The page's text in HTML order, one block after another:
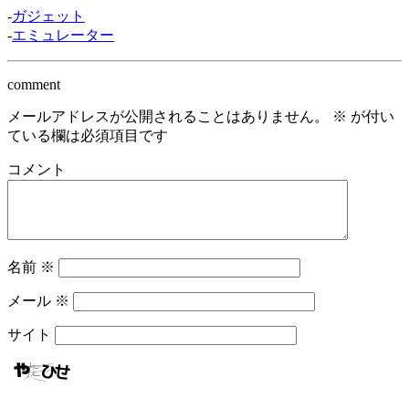
-ガジェット
-エミュレーター
comment
メールアドレスが公開されることはありません。 ※ が付い
ている欄は必須項目です
コメント
名前 ※
メール ※
サイト